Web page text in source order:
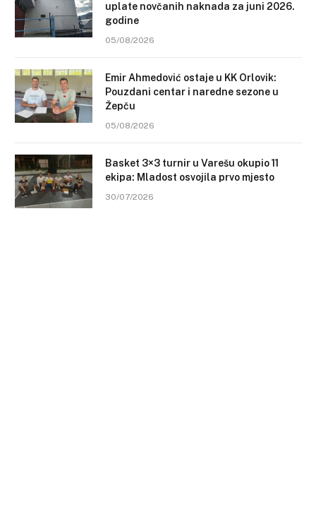
uplate novčanih naknada za juni 2026.
godine
05/08/2026
Emir Ahmedović ostaje u KK Orlovik:
Pouzdani centar i naredne sezone u
Žepču
05/08/2026
Basket 3×3 turnir u Varešu okupio 11
ekipa: Mladost osvojila prvo mjesto
30/07/2026